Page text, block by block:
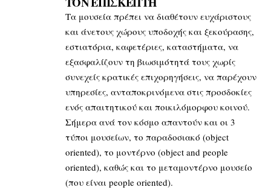
Τα μουσεία πρέπει να διαθέτουν ευχάριστους
και άνετους χώρους υποδοχής και ξεκούρασης,
εστιατόρια, καφετέριες, καταστήματα, να
εξασφαλίζουν τη βιωσιμότητά τους χωρίς
συνεχείς κρατικές επιχορηγήσεις, να παρέχουν
υπηρεσίες, ανταποκρινόμενα στις προσδοκίες
ενός απαιτητικού και ποικιλόμορφου κοινού.
Σήμερα ανά τον κόσμο απαντούν και οι 3
τύποι μουσείων, το παραδοσιακό (object
oriented), το μοντέρνο (object and people
oriented), καθώς και το μεταμοντέρνο μουσείο
(που είναι people oriented).